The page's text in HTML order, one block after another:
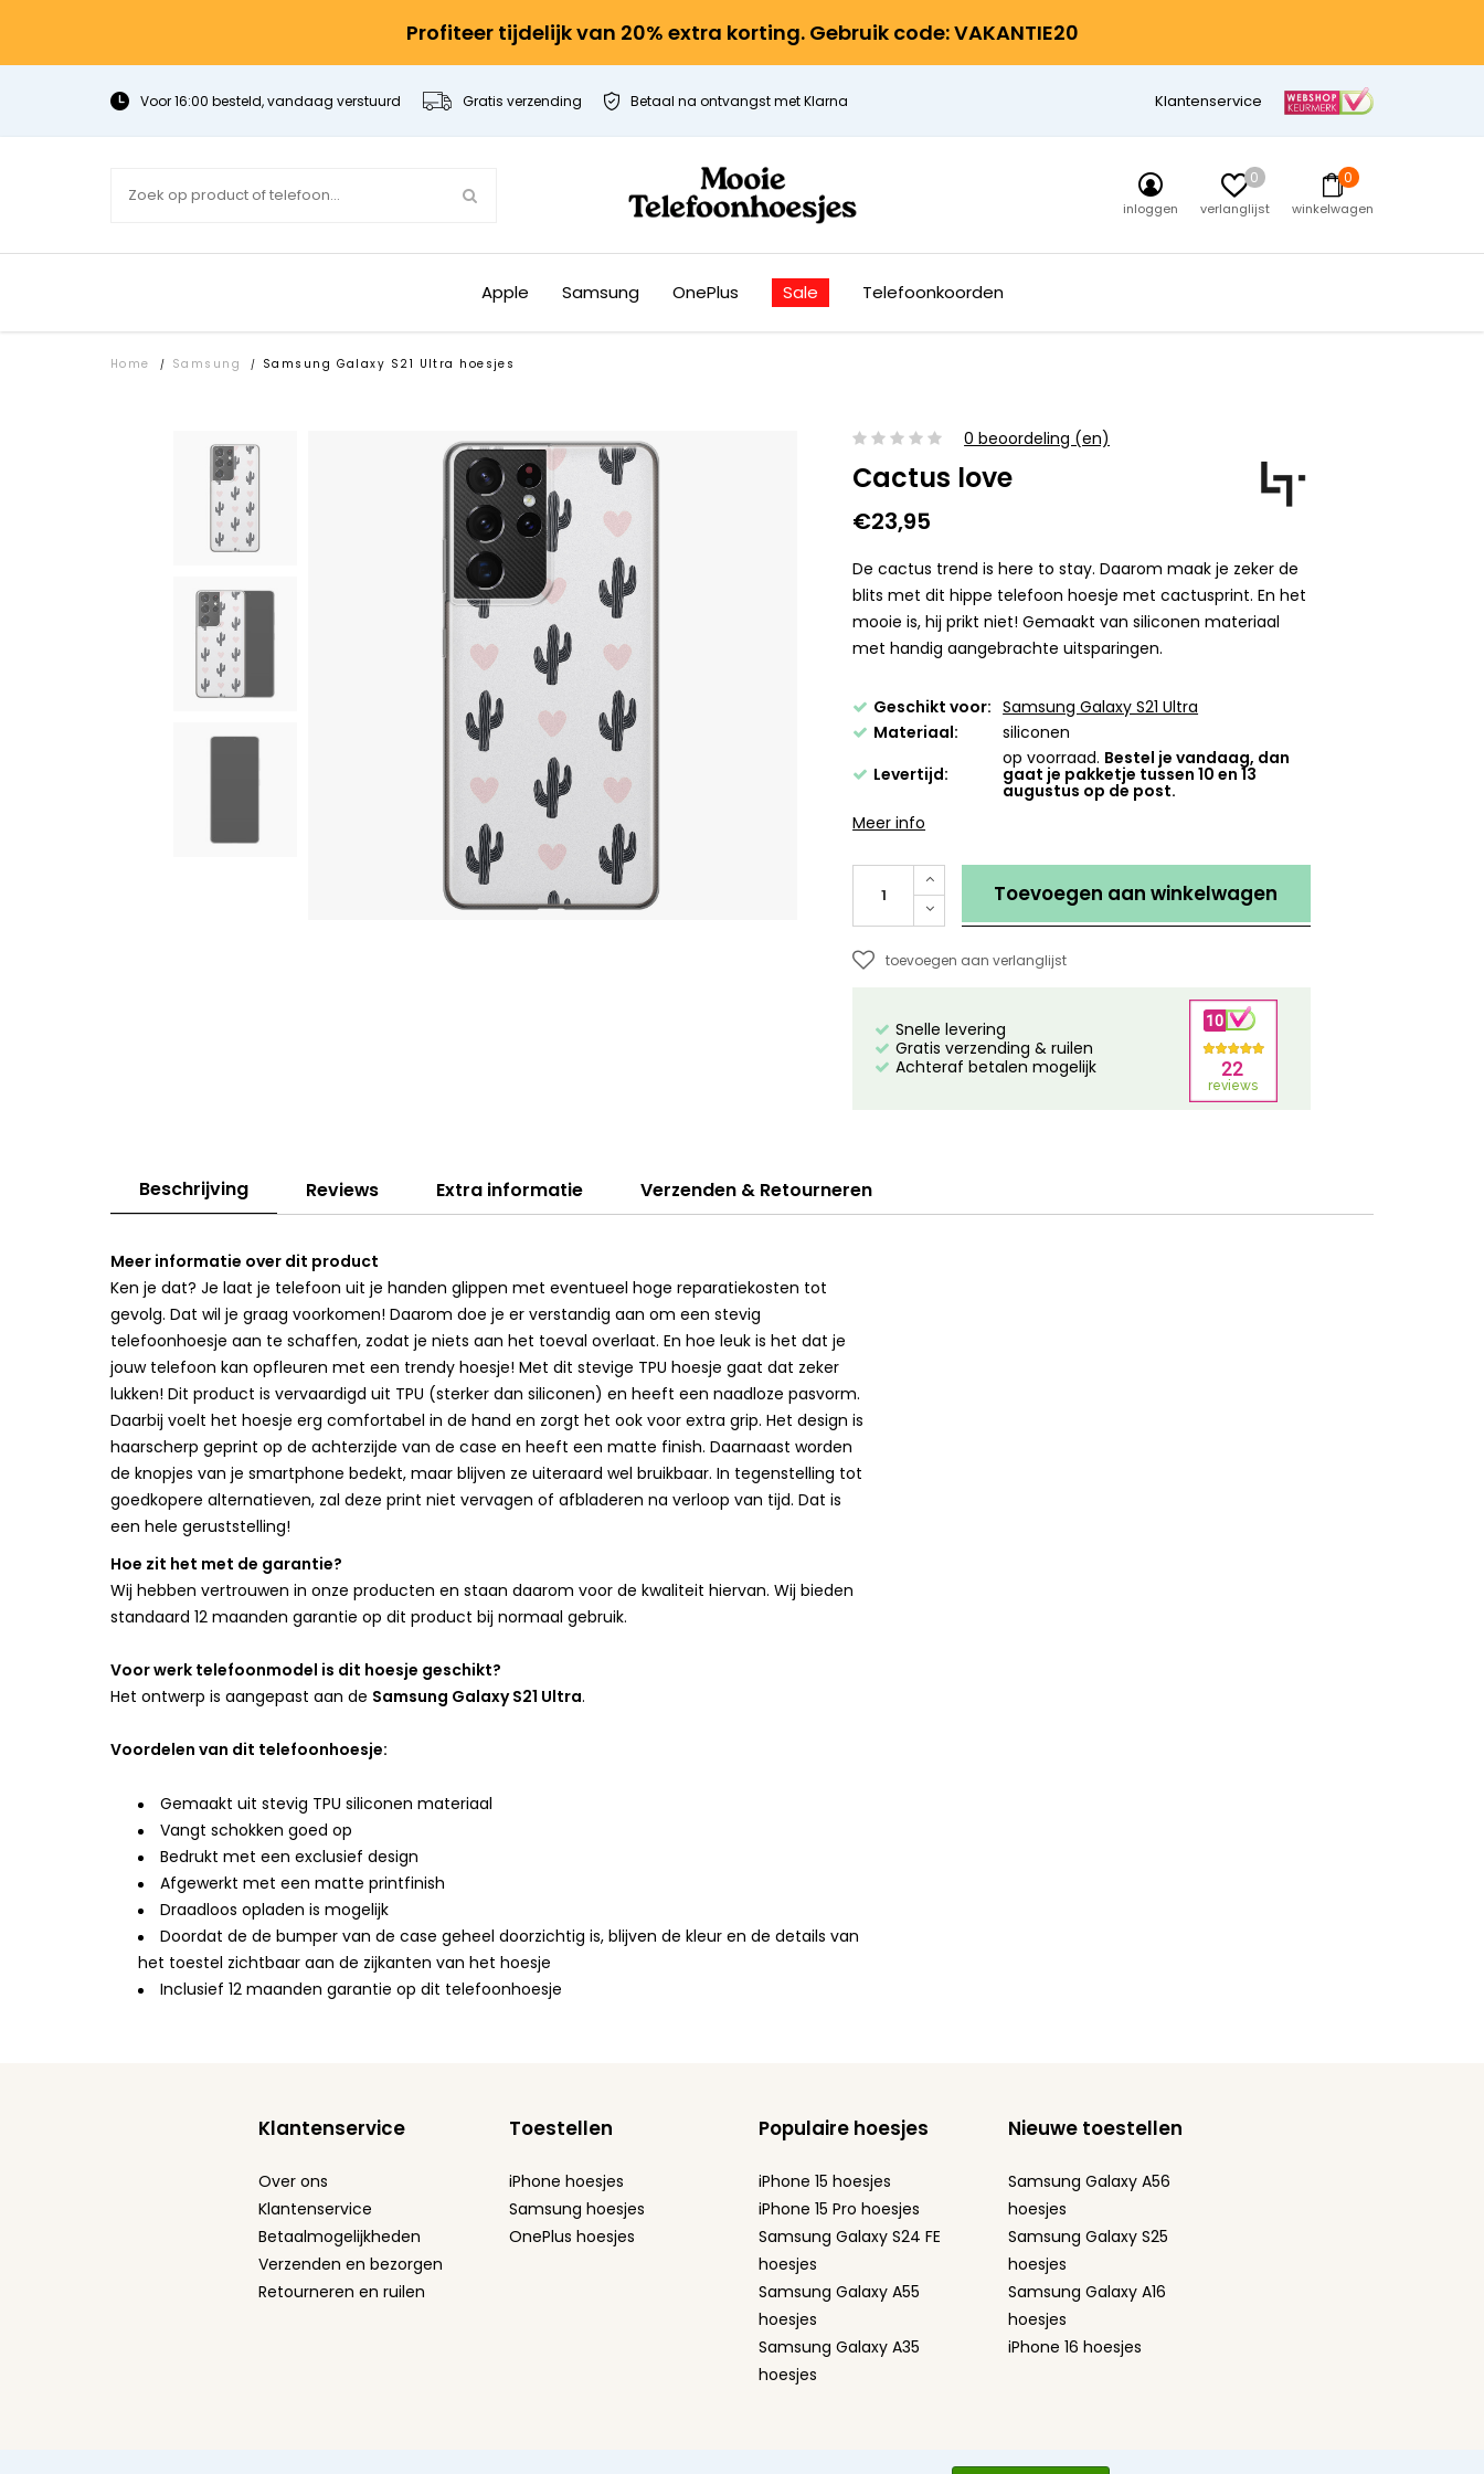
Profiteer tijdelijk van 20% extra korting. Gebruik code: VAKANTIE20
Voor 16:00 besteld, vandaag verstuurd Gratis verzending Betaal na ontvangst met Klarna Klantenservice
inloggen
0
verlanglijst
0
winkelwagen
Apple Samsung OnePlus Sale Telefoonkoorden
Home / Samsung / Samsung Galaxy S21 Ultra hoesjes
0 beoordeling (en)
Cactus love
€23,95
De cactus trend is here to stay. Daarom maak je zeker de
blits met dit hippe telefoon hoesje met cactusprint. En het
mooie is, hij prikt niet! Gemaakt van siliconen materiaal
met handig aangebrachte uitsparingen.
Geschikt voor: Samsung Galaxy S21 Ultra
Materiaal:
siliconen
Levertijd:
op voorraad. Bestel je vandaag, dan
gaat je pakketje tussen 10 en 13
augustus op de post.
Meer info
Toevoegen aan winkelwagen
toevoegen aan verlanglijst
Snelle levering
Gratis verzending & ruilen
Achteraf betalen mogelijk
Beschrijving Reviews Extra informatie Verzenden & Retourneren
Meer informatie over dit product
Ken je dat? Je laat je telefoon uit je handen glippen met eventueel hoge reparatiekosten tot
gevolg. Dat wil je graag voorkomen! Daarom doe je er verstandig aan om een stevig
telefoonhoesje aan te schaffen, zodat je niets aan het toeval overlaat. En hoe leuk is het dat je
jouw telefoon kan opfleuren met een trendy hoesje! Met dit stevige TPU hoesje gaat dat zeker
lukken! Dit product is vervaardigd uit TPU (sterker dan siliconen) en heeft een naadloze pasvorm.
Daarbij voelt het hoesje erg comfortabel in de hand en zorgt het ook voor extra grip. Het design is
haarscherp geprint op de achterzijde van de case en heeft een matte finish. Daarnaast worden
de knopjes van je smartphone bedekt, maar blijven ze uiteraard wel bruikbaar. In tegenstelling tot
goedkopere alternatieven, zal deze print niet vervagen of afbladeren na verloop van tijd. Dat is
een hele geruststelling!
Hoe zit het met de garantie?
Wij hebben vertrouwen in onze producten en staan daarom voor de kwaliteit hiervan. Wij bieden
standaard 12 maanden garantie op dit product bij normaal gebruik.
Voor werk telefoonmodel is dit hoesje geschikt?
Het ontwerp is aangepast aan de Samsung Galaxy S21 Ultra.
Voordelen van dit telefoonhoesje:
Gemaakt uit stevig TPU siliconen materiaal
Vangt schokken goed op
Bedrukt met een exclusief design
Afgewerkt met een matte printfinish
Draadloos opladen is mogelijk
Doordat de de bumper van de case geheel doorzichtig is, blijven de kleur en de details van
het toestel zichtbaar aan de zijkanten van het hoesje
Inclusief 12 maanden garantie op dit telefoonhoesje
Klantenservice
Over ons
Klantenservice
Betaalmogelijkheden
Verzenden en bezorgen
Retourneren en ruilen
Toestellen
iPhone hoesjes
Samsung hoesjes
OnePlus hoesjes
Populaire hoesjes
iPhone 15 hoesjes
iPhone 15 Pro hoesjes
Samsung Galaxy S24 FE
hoesjes
Samsung Galaxy A55
hoesjes
Samsung Galaxy A35
hoesjes
Nieuwe toestellen
Samsung Galaxy A56
hoesjes
Samsung Galaxy S25
hoesjes
Samsung Galaxy A16
hoesjes
iPhone 16 hoesjes